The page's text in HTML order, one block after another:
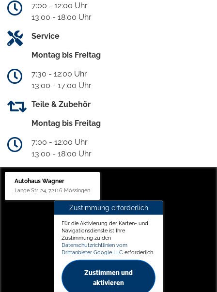
7:00 - 12:00 Uhr
13:00 - 18:00 Uhr
Service
Montag bis Freitag
7:30 - 12:00 Uhr
13:00 - 17:00 Uhr
Teile & Zubehör
Montag bis Freitag
7:00 - 12:00 Uhr
13:00 - 18:00 Uhr
Autohaus Wagner
Lange Str. 24, 72116 Mössingen
Zustimmung erforderlich
Für die Aktivierung der Karten- und
Navigationsdienste ist Ihre
Zustimmung zu den
Datenschutzrichtlinien vom
Drittanbieter Google LLC erforderlich.
Zustimmen und
aktivieren